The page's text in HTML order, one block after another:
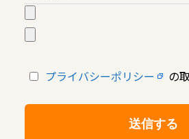
プライバシーポリシー の